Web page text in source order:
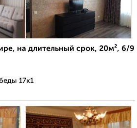
на длительный срок, 20м², 6/9
17к1